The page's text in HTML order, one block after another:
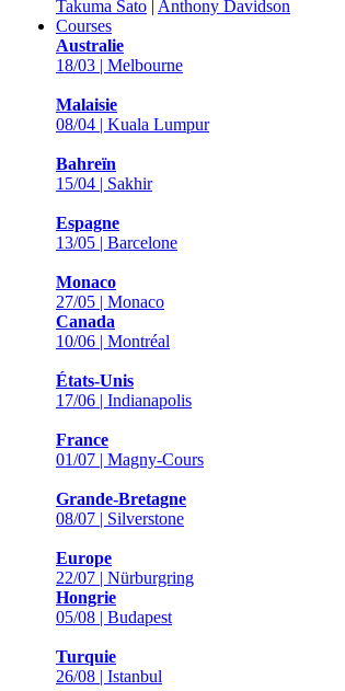
Takuma Sato | Anthony Davidson
Courses
Australie
18/03 | Melbourne
Malaisie
08/04 | Kuala Lumpur
Bahreïn
15/04 | Sakhir
Espagne
13/05 | Barcelone
Monaco
27/05 | Monaco
Canada
10/06 | Montréal
États-Unis
17/06 | Indianapolis
France
01/07 | Magny-Cours
Grande-Bretagne
08/07 | Silverstone
Europe
22/07 | Nürburgring
Hongrie
05/08 | Budapest
Turquie
26/08 | Istanbul